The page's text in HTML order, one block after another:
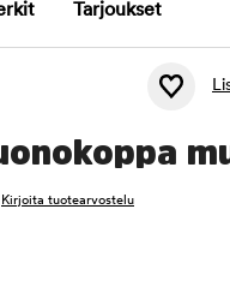
Tarjoukset
Kirjoita tuotearvostelu